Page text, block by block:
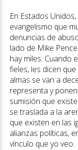
En Estados
evangelismo que
denuncias de
lado de Mike
hay miles. Cuando
fieles, les dicen
almas se van a
representa y
sumisión que
se traslada a la
que existen en las
alianzas políticas,
vínculo que yo veo.